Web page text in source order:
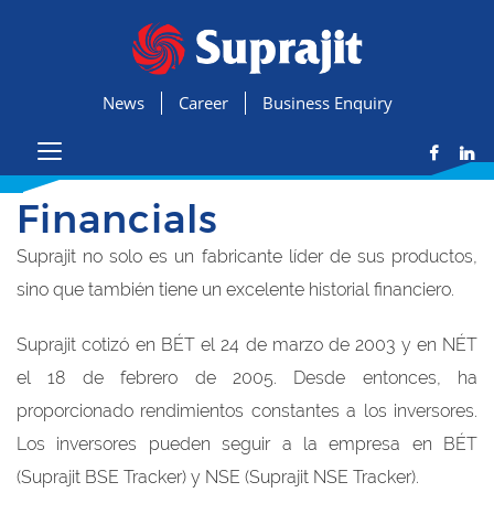
Business Enquiry
Career
News
Financials
Suprajit no solo es un fabricante líder de sus productos,
sino que también tiene un excelente historial financiero.
Suprajit cotizó en BÉT el 24 de marzo de 2003 y en NÉT
el 18 de febrero de 2005. Desde entonces, ha
proporcionado rendimientos constantes a los inversores.
Los inversores pueden seguir a la empresa en BÉT
(Suprajit BSE Tracker) y NSE (Suprajit NSE Tracker).